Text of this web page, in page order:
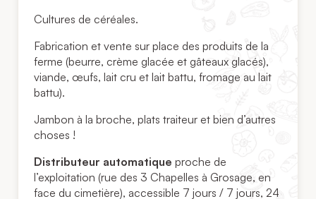
Cultures de céréales.
Fabrication et vente sur place des produits de la
ferme (beurre, crème glacée et gâteaux glacés),
viande, œufs, lait cru et lait battu, fromage au lait
battu).
Jambon à la broche, plats traiteur et bien d’autres
choses !
Distributeur automatique proche de
l’exploitation (rue des 3 Chapelles à Grosage, en
face du cimetière), accessible 7 jours / 7 jours, 24